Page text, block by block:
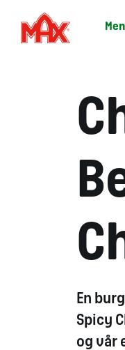
En
Spicy
og vår